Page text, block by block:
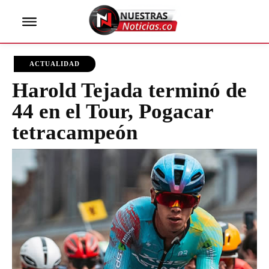
ACTUALIDAD
Harold Tejada terminó de
44 en el Tour, Pogacar
tetracampeón